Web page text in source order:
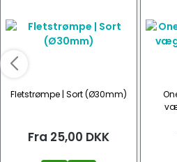
Fletstrømpe | Sort (Ø30mm)
Fra 25,00 DKK